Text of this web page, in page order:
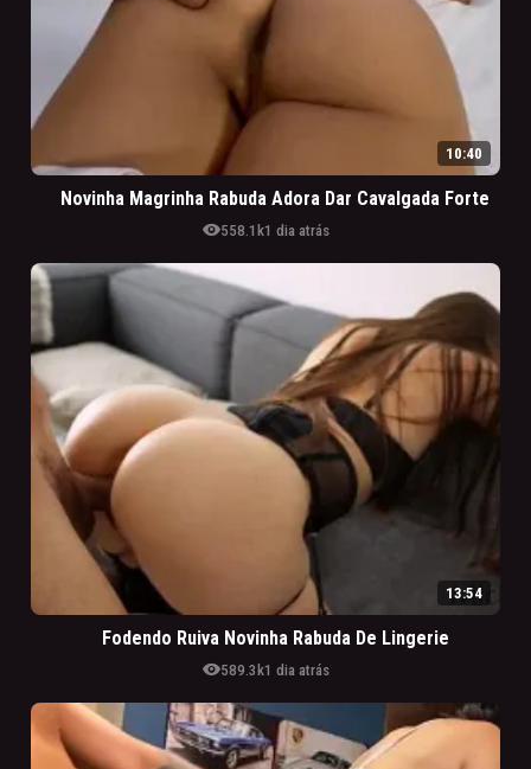
10:40
Novinha Magrinha Rabuda Adora Dar Cavalgada Forte
visibility558.1k1 dia atrás
13:54
Fodendo Ruiva Novinha Rabuda De Lingerie
visibility589.3k1 dia atrás